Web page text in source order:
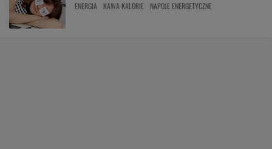
ENERGIA KAWA KALORIE NAPOJE ENERGETYCZNE